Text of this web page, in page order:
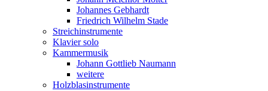
Johannes Gebhardt
Friedrich Wilhelm Stade
Streichinstrumente
Klavier solo
Kammermusik
Johann Gottlieb Naumann
weitere
Holzblasinstrumente